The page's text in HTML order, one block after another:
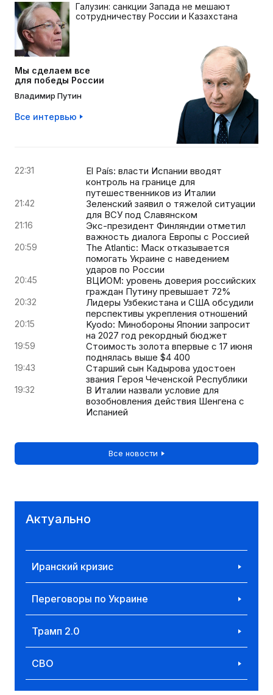
Галузин: санкции Запада не мешают
сотрудничеству России и Казахстана
Мы сделаем все
для победы России
Владимир Путин
Все интервью
22:31
El País: власти Испании вводят
контроль на границе для
путешественников из Италии
21:42
Зеленский заявил о тяжелой ситуации
для ВСУ под Славянском
21:16
Экс-президент Финляндии отметил
важность диалога Европы с Россией
20:59
The Atlantic: Маск отказывается
помогать Украине с наведением
ударов по России
20:45
ВЦИОМ: уровень доверия российских
граждан Путину превышает 72%
20:32
Лидеры Узбекистана и США обсудили
перспективы укрепления отношений
20:15
Kyodo: Минобороны Японии запросит
на 2027 год рекордный бюджет
19:59
Стоимость золота впервые с 17 июня
поднялась выше $4 400
19:43
Старший сын Кадырова удостоен
звания Героя Чеченской Республики
19:32
В Италии назвали условие для
возобновления действия Шенгена с
Испанией
Все новости
Актуально
Иранский кризис
Переговоры по Украине
Трамп 2.0
СВО